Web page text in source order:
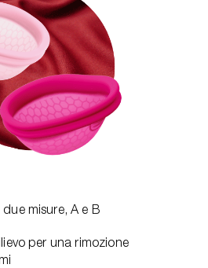
misure, A e B
per una rimozione